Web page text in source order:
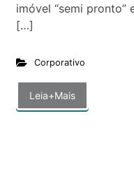
imóvel “semi pronto”
[…]
Corporativo
Leia+Mais